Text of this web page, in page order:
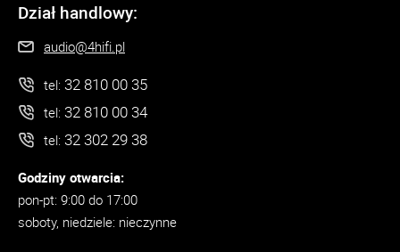
Dział handlowy:
audio@4hifi.pl
tel: 32 810 00 35
tel: 32 810 00 34
tel: 32 302 29 38
Godziny otwarcia:
pon-pt: 9:00 do 17:00
soboty, niedziele: nieczynne